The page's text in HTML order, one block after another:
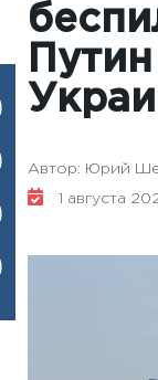
Автор: Юрий
1 августа